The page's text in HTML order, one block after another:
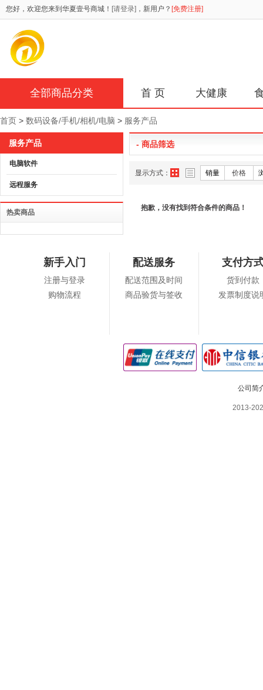
您好，欢迎您来到华夏壹号商城！ [请登录] ，新用户？ [免费注册]
全部商品分类 首 页 大健康
首页 > 数码设备/手机/相机/电脑 > 服务产品
- 商品筛选
显示方式： 销量 价格
抱歉，没有找到符合条件的商品！
服务产品
电脑软件
远程服务
热卖商品
新手入门
注册与登录
购物流程
配送服务
配送范围及时间
商品验货与签收
支付方
货到付款
发票制度说
公司简
2013-